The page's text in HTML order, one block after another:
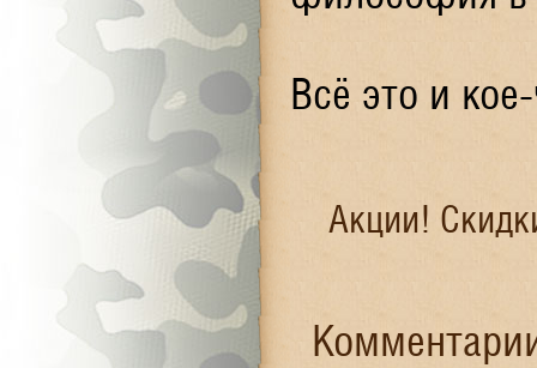
Всё это и
Акции!